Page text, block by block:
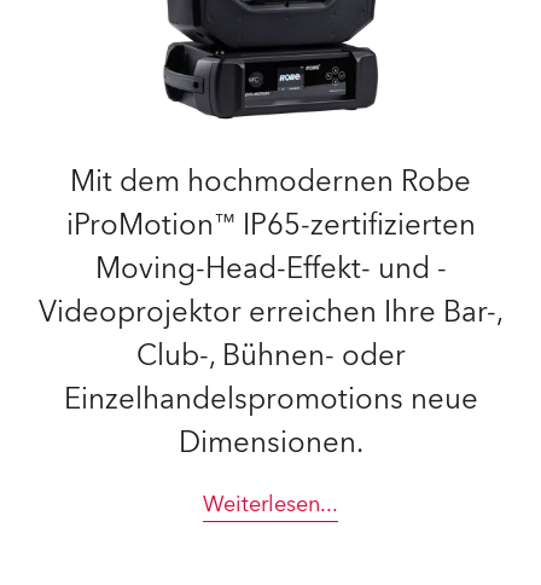
Mit dem hochmodernen Robe
iProMotion™ IP65-zertifizierten
Moving-Head-Effekt- und -
Videoprojektor erreichen Ihre Bar-,
Club-, Bühnen- oder
Einzelhandelspromotions neue
Dimensionen.
Weiterlesen...